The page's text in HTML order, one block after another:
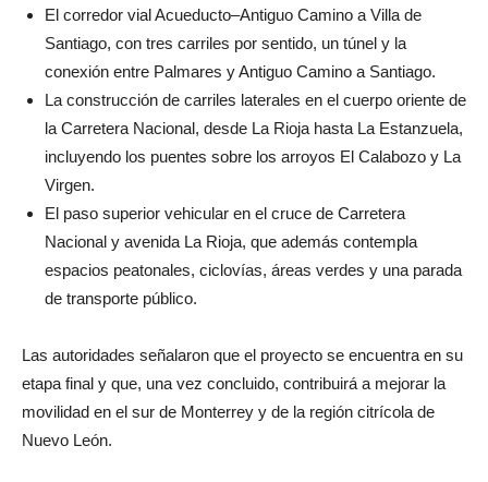
El corredor vial Acueducto–Antiguo Camino a Villa de
Santiago, con tres carriles por sentido, un túnel y la
conexión entre Palmares y Antiguo Camino a Santiago.
La construcción de carriles laterales en el cuerpo oriente de
la Carretera Nacional, desde La Rioja hasta La Estanzuela,
incluyendo los puentes sobre los arroyos El Calabozo y La
Virgen.
El paso superior vehicular en el cruce de Carretera
Nacional y avenida La Rioja, que además contempla
espacios peatonales, ciclovías, áreas verdes y una parada
de transporte público.
Las autoridades señalaron que el proyecto se encuentra en su
etapa final y que, una vez concluido, contribuirá a mejorar la
movilidad en el sur de Monterrey y de la región citrícola de
Nuevo León.